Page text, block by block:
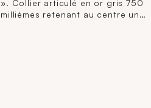
». Collier articulé en or gris 750
millièmes retenant au centre un